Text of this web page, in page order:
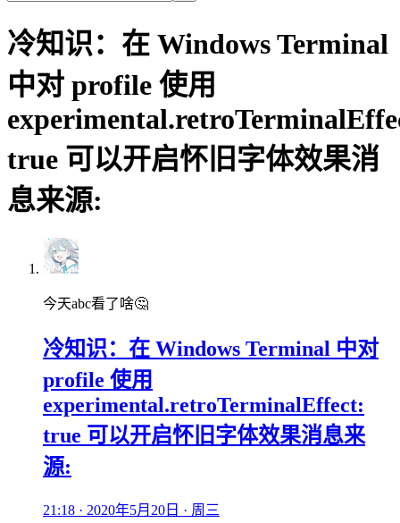
冷知识：在 Windows Terminal
中对 profile 使用
true 可以开启怀旧字体效果消
息来源:
今天abc看了啥🤔
冷知识：在 Windows Terminal 中对
profile 使用
experimental.retroTerminalEffect:
true 可以开启怀旧字体效果消息来
源:
21:18 · 2020年5月20日 · 周三